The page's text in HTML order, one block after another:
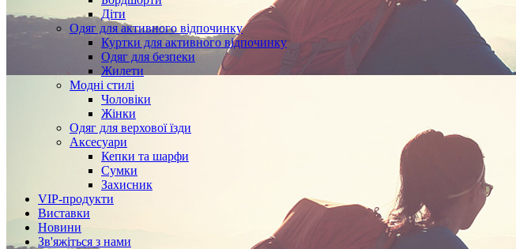
Діти
Одяг для активного відпочинку
Куртки для активного відпочинку
Одяг для безпеки
Жилети
Модні стилі
Чоловіки
Жінки
Одяг для верхової їзди
Аксесуари
Кепки та шарфи
Сумки
Захисник
VIP-продукти
Виставки
Новини
Зв'яжіться з нами